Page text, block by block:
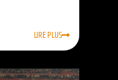
LIRE PLUS